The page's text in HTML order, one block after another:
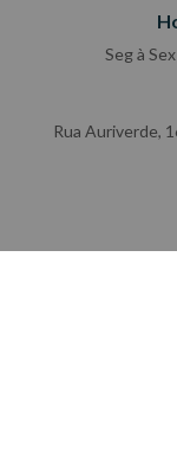
Seg à
Rua Auriverde,